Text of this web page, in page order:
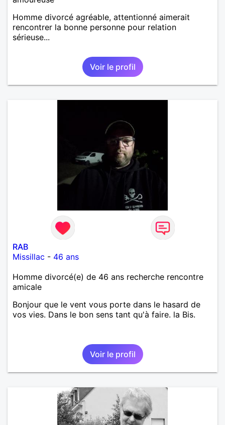
Homme divorcé agréable, attentionné aimerait
rencontrer la bonne personne pour relation
sérieuse...
Voir le profil
RAB
Missillac - 46 ans
Homme divorcé(e) de 46 ans recherche rencontre
amicale
Bonjour que le vent vous porte dans le hasard de
vos vies. Dans le bon sens tant qu'à faire. la Bis.
Voir le profil